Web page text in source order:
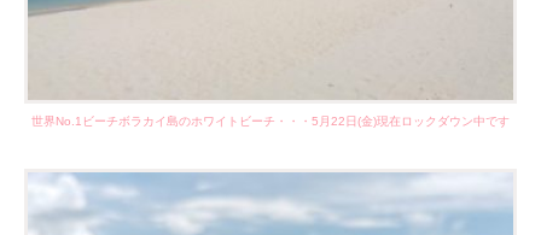
世界No.1ビーチボラカイ島のホワイトビーチ・・・5月22日(金)現在ロックダウン中です